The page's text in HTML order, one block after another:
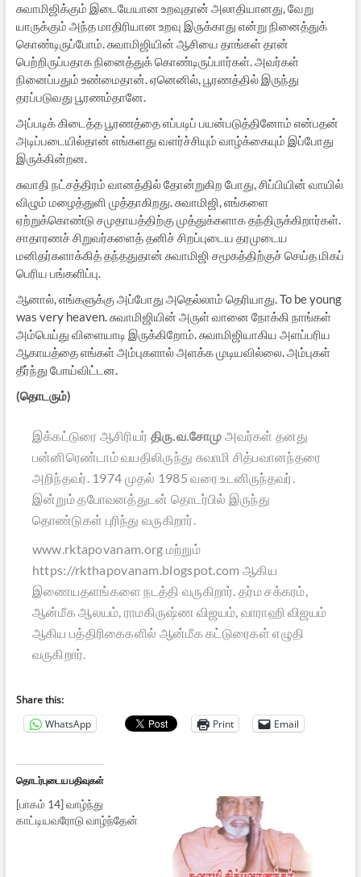
சுவாமிஜிக்கும் இடையேயான உறவுதான் அலாதியானது, வேறு
யாருக்கும் அந்த மாதிரியான உறவு இருக்காது என்று நினைத்துக்
கொண்டிருப்போம். சுவாமிஜியின் ஆசியை தாங்கள் தான்
பெற்றிருப்பதாக நினைத்துக் கொண்டிருப்பார்கள். அவர்கள்
நினைப்பதும் உண்மைதான். ஏனெனில், பூரணத்தில் இருந்து
தரப்படுவது பூரணம்தானே.
அப்படிக் கிடைத்த பூரணத்தை எப்படிப் பயன்படுத்தினோம் என்பதன்
அடிப்படையில்தான் எங்களது வளர்ச்சியும் வாழ்க்கையும் இப்போது
இருக்கின்றன.
சுவாதி நட்சத்திரம் வானத்தில் தோன்றுகிற போது, சிப்பியின் வாயில்
விழும் மழைத்துளி முத்தாகிறது. சுவாமிஜி, எங்களை
ஏற்றுக்கொண்டு சமுதாயத்திற்கு முத்துக்களாக தந்திருக்கிறார்கள்.
சாதாரணச் சிறுவர்களைத் தனிச் சிறப்புடைய தரமுடைய
மனிதர்களாக்கித் தந்ததுதான் சுவாமிஜி சமூகத்திற்குச் செய்த மிகப்
பெரிய பங்களிப்பு.
ஆனால், எங்களுக்கு அப்போது அதெல்லாம் தெரியாது. To be young
was very heaven. சுவாமிஜியின் அருள் வானை நோக்கி நாங்கள்
அம்பெய்து விளையாடி இருக்கிறோம். சுவாமிஜியாகிய அளப்பரிய
ஆகாயத்தை எங்கள் அம்புகளால் அளக்க முடியவில்லை. அம்புகள்
தீர்ந்து போய்விட்டன.
(தொடரும்)
இக்கட்டுரை ஆசிரியர் திரு.வ.சோமு அவர்கள் தனது
பன்னிரெண்டாம் வயதிலிருந்து சுவாமி சித்பவானந்தரை
அறிந்தவர். 1974 முதல் 1985 வரை உடனிருந்தவர்.
இன்றும் தபோவனத்துடன் தொடர்பில் இருந்து
தொண்டுகள் புரிந்து வருகிறார்.
www.rktapovanam.org மற்றும்
https://rkthapovanam.blogspot.com ஆகிய
இணையதளங்களை நடத்தி வருகிறார். தர்ம சக்கரம்,
ஆன்மீக ஆலயம், ராமகிருஷ்ண விஜயம், வாராஹி விஜயம்
ஆகிய பத்திரிகைகளில் ஆன்மீக கட்டுரைகள் எழுதி
வருகிறார்.
Share this:
WhatsApp
Print Email
தொடர்புடைய பதிவுகள்
[பாகம் 14] வாழ்ந்து
காட்டியவரோடு வாழ்ந்தேன்